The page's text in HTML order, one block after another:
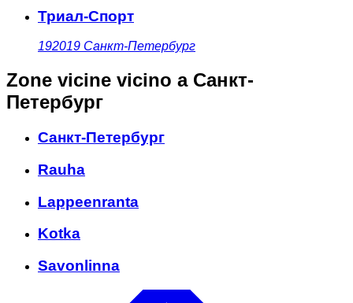
Триал-Спорт
192019 Санкт-Петербург
Zone vicine vicino a Санкт-
Петербург
Санкт-Петербург
Rauha
Lappeenranta
Kotka
Savonlinna